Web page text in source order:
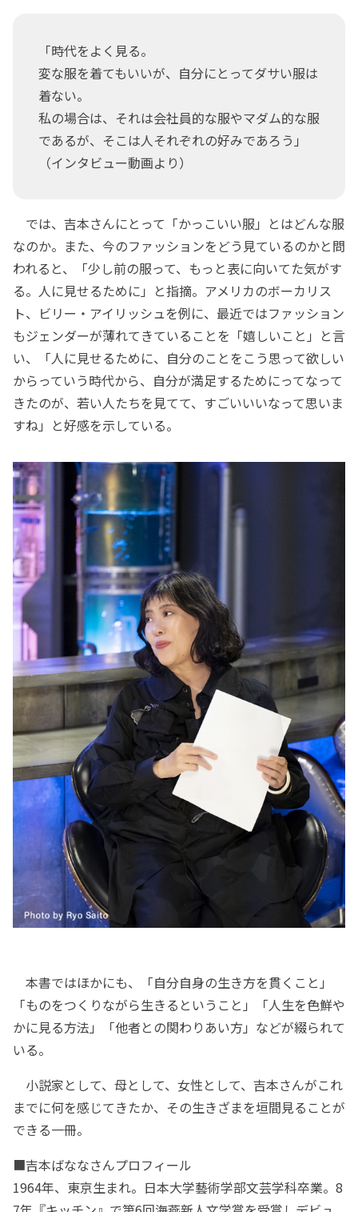
「時代をよく見る。
変な服を着てもいいが、自分にとってダサい服は
着ない。
私の場合は、それは会社員的な服やマダム的な服
であるが、そこは人それぞれの好みであろう」
（インタビュー動画より）
では、吉本さんにとって「かっこいい服」とはどんな服
なのか。また、今のファッションをどう見ているのかと問
われると、「少し前の服って、もっと表に向いてた気がす
る。人に見せるために」と指摘。アメリカのボーカリス
ト、ビリー・アイリッシュを例に、最近ではファッション
もジェンダーが薄れてきていることを「嬉しいこと」と言
い、「人に見せるために、自分のことをこう思って欲しい
からっていう時代から、自分が満足するためにってなって
きたのが、若い人たちを見てて、すごいいいなって思いま
すね」と好感を示している。
本書ではほかにも、「自分自身の生き方を貫くこと」
「ものをつくりながら生きるということ」「人生を色鮮や
かに見る方法」「他者との関わりあい方」などが綴られて
いる。
小説家として、母として、女性として、吉本さんがこれ
までに何を感じてきたか、その生きざまを垣間見ることが
できる一冊。
■吉本ばななさんプロフィール
1964年、東京生まれ。日本大学藝術学部文芸学科卒業。8